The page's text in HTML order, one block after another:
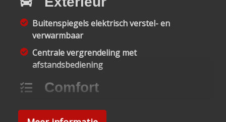
Buitenspiegels elektrisch verstel- en
verwarmbaar
Centrale vergrendeling met
afstandsbediening
Comfort
Boordcomputer